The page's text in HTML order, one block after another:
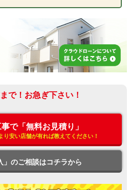
で！お急ぎ下さい！
で「無料お見積り」
り安い店舗が有れば教えてください！
」のご相談はコチラから